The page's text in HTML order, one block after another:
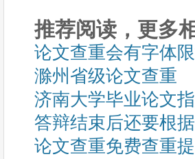
推荐阅读，更多
论文查重会有字体
滁州省级论文查重
济南大学毕业论文
答辩结束后还要根
论文查重免费查重